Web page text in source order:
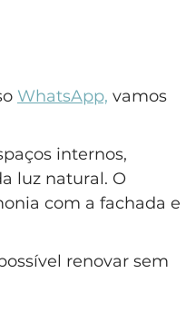
WhatsApp, vamos
internos,
luz natural. O
com a fachada e
renovar sem